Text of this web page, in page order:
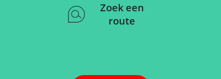
Zoek een
route